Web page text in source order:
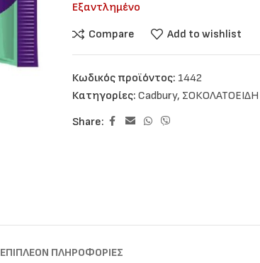
Εξαντλημένο
Compare
Add to wishlist
Κωδικός προϊόντος: 1442
Κατηγορίες: Cadbury, ΣΟΚΟΛΑΤΟΕΙΔΗ
Share:
ΕΠΙΠΛΈΟΝ ΠΛΗΡΟΦΟΡΊΕΣ